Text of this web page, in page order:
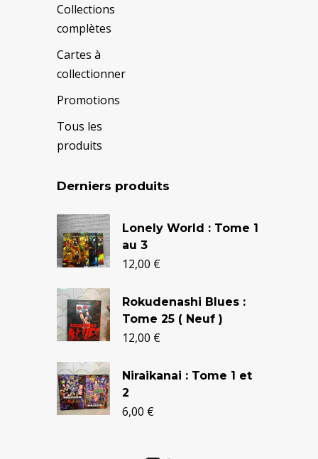
Collections
complètes
Cartes à
collectionner
Promotions
Tous les
produits
Derniers produits
Lonely World : Tome 1
au 3
12,00 €
Rokudenashi Blues :
Tome 25 ( Neuf )
12,00 €
Niraikanai : Tome 1 et
2
6,00 €